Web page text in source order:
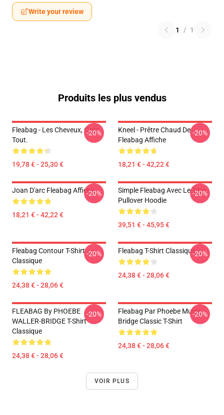
Write your review
1 / 1
Produits les plus vendus
Fleabag - Les Cheveux, C'est
Tout.
19,78 € - 25,30 €
-20%
Kneel - Prêtre Chaud De
Fleabag Affiche
18,21 € - 42,22 €
-20%
Joan D'arc Fleabag Affiche
18,21 € - 42,22 €
-20%
Simple Fleabag Avec Le Titre
Pullover Hoodie
39,51 € - 45,95 €
-20%
Fleabag Contour T-Shirt
Classique
24,38 € - 28,06 €
-20% Fleabag T-Shirt Classique
24,38 € - 28,06 €
-20%
FLEABAG By PHOEBE
WALLER-BRIDGE T-Shirt
Classique
24,38 € - 28,06 €
-20%
Fleabag Par Phoebe Murer
Bridge Classic T-Shirt
24,38 € - 28,06 €
-20%
VOIR PLUS